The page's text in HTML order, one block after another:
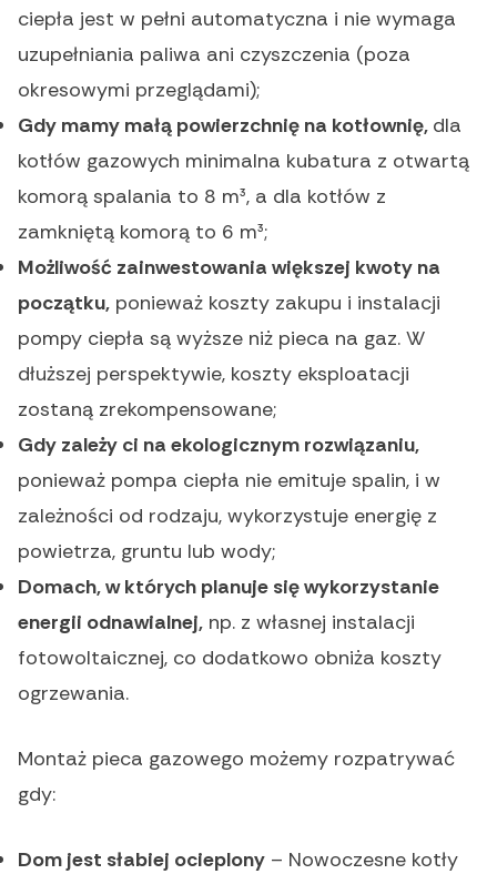
ciepła jest w pełni automatyczna i nie wymaga
uzupełniania paliwa ani czyszczenia (poza
okresowymi przeglądami);
Gdy mamy małą powierzchnię na kotłownię, dla
kotłów gazowych minimalna kubatura z otwartą
komorą spalania to 8 m³, a dla kotłów z
zamkniętą komorą to 6 m³;
Możliwość zainwestowania większej kwoty na
początku, ponieważ koszty zakupu i instalacji
pompy ciepła są wyższe niż pieca na gaz. W
dłuższej perspektywie, koszty eksploatacji
zostaną zrekompensowane;
Gdy zależy ci na ekologicznym rozwiązaniu,
ponieważ pompa ciepła nie emituje spalin, i w
zależności od rodzaju, wykorzystuje energię z
powietrza, gruntu lub wody;
Domach, w których planuje się wykorzystanie
energii odnawialnej, np. z własnej instalacji
fotowoltaicznej, co dodatkowo obniża koszty
ogrzewania.
Montaż pieca gazowego możemy rozpatrywać
gdy:
Dom jest słabiej ocieplony – Nowoczesne kotły